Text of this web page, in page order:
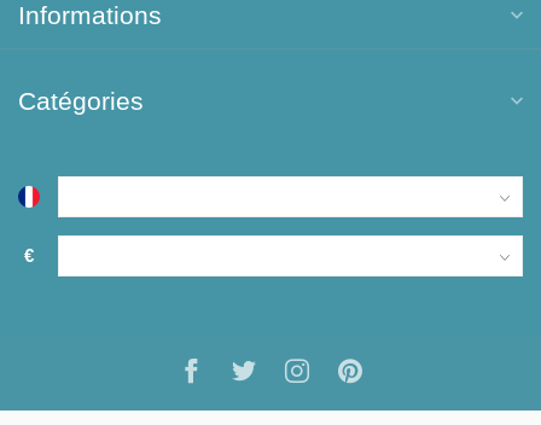
Informations
Catégories
€